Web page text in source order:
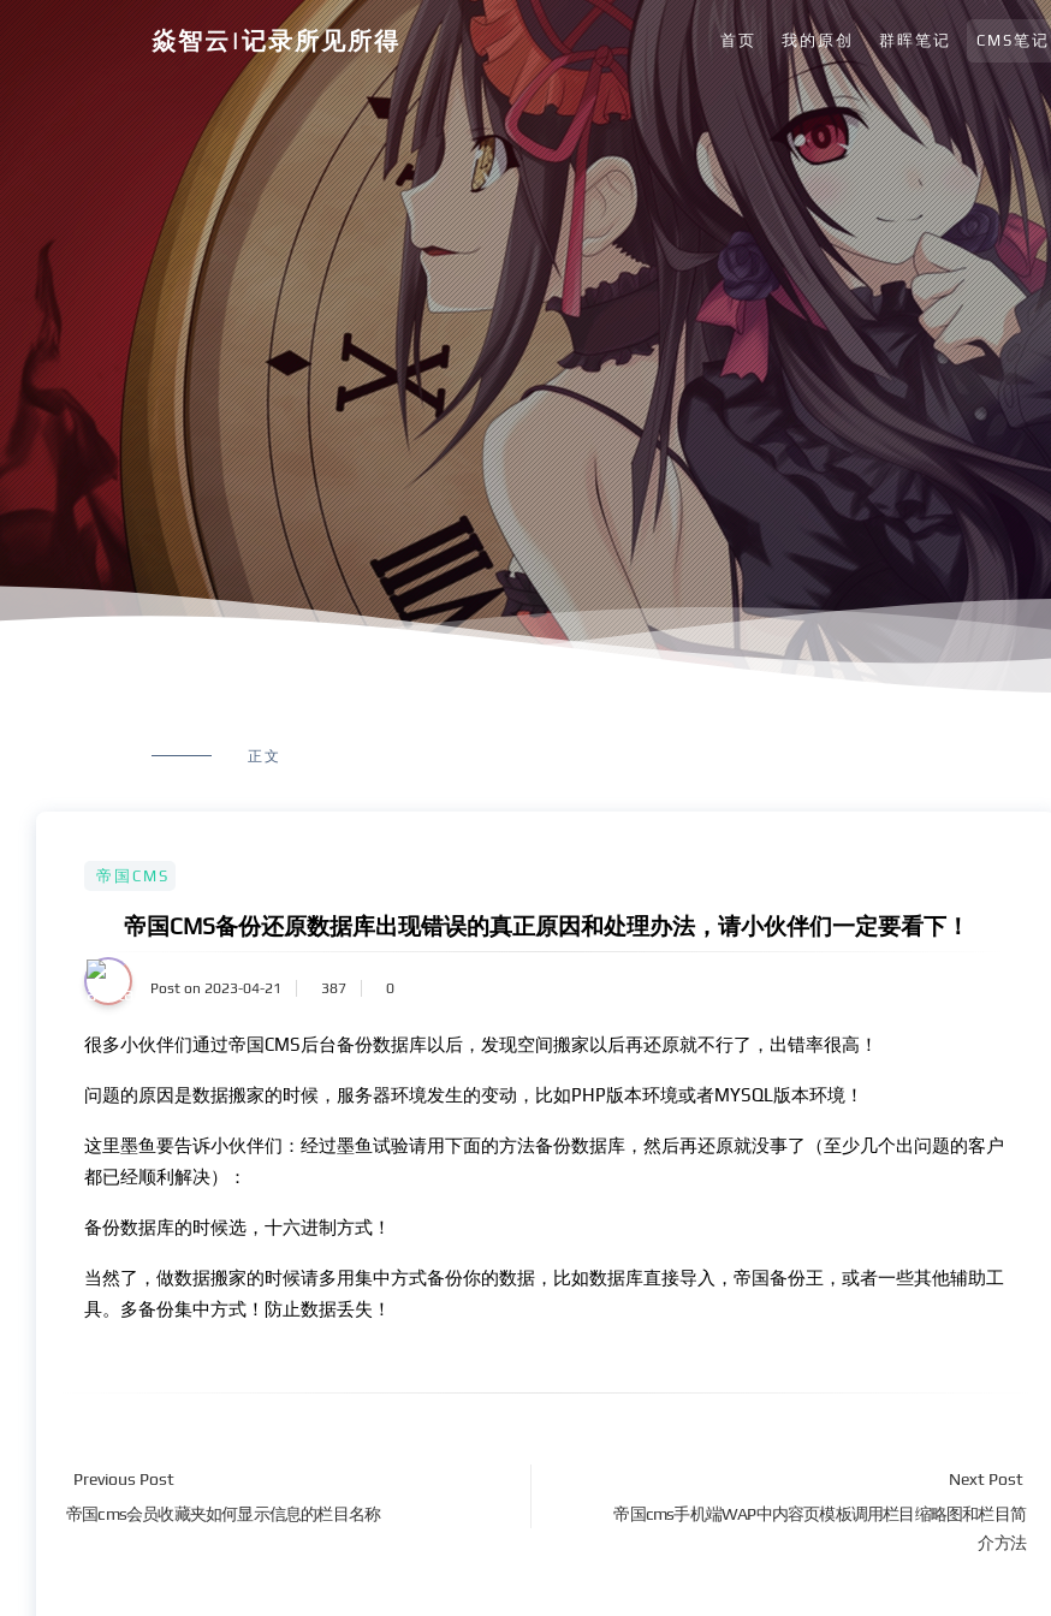
焱智云|记录所见所得 首页 我的原创 群晖笔记 CMS笔记
正文
帝国CMS
帝国CMS备份还原数据库出现错误的真正原因和处理办法，请小伙伴们一定要看下！
Post on 2023-04-21 387 0
很多小伙伴们通过帝国CMS后台备份数据库以后，发现空间搬家以后再还原就不行了，出错率很高！
问题的原因是数据搬家的时候，服务器环境发生的变动，比如PHP版本环境或者MYSQL版本环境！
这里墨鱼要告诉小伙伴们：经过墨鱼试验请用下面的方法备份数据库，然后再还原就没事了（至少几个出问题的客户
都已经顺利解决）：
备份数据库的时候选，十六进制方式！
当然了，做数据搬家的时候请多用集中方式备份你的数据，比如数据库直接导入，帝国备份王，或者一些其他辅助工
具。多备份集中方式！防止数据丢失！
Previous Post
帝国cms会员收藏夹如何显示信息的栏目名称
Next Post
帝国cms手机端WAP中内容页模板调用栏目缩略图和栏目简
介方法